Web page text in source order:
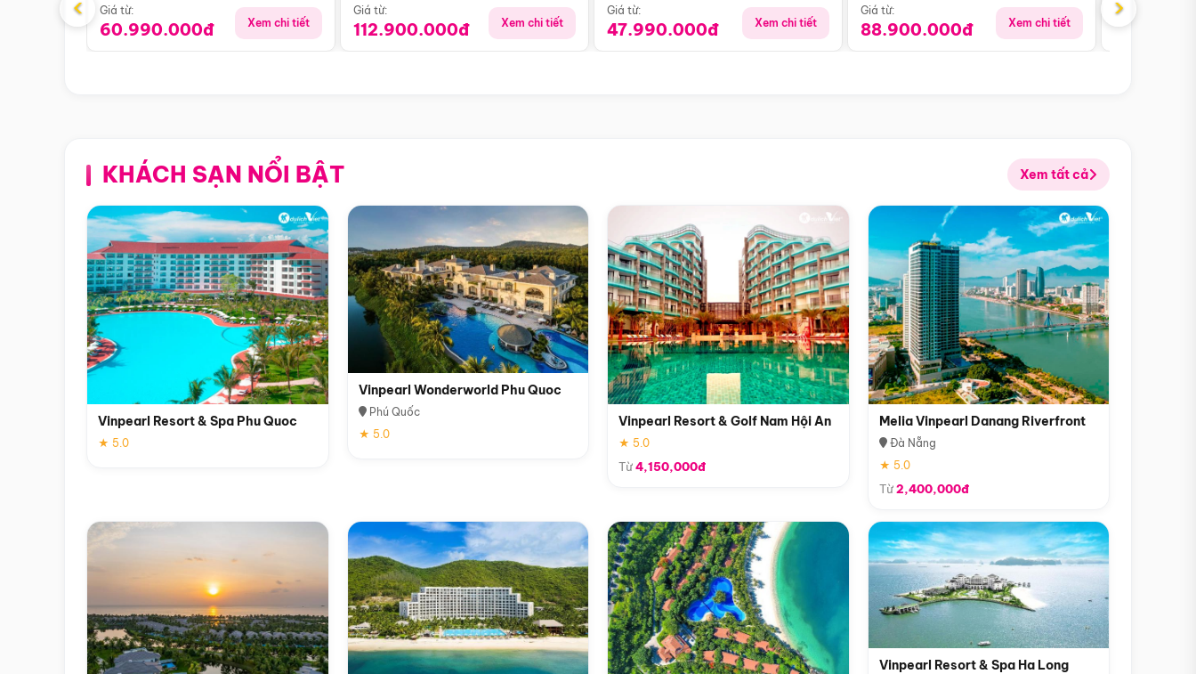
Giá từ:
60.990.000đ Xem chi tiết
Giá từ:
112.900.000đ Xem chi tiết
Giá từ:
47.990.000đ Xem chi tiết
Giá từ:
88.900.000đ Xem chi tiết
Giá từ:
‹ ›
KHÁCH SẠN NỔI BẬT Xem tất cả
Vinpearl Resort & Spa Phu Quoc
★ 5.0
Vinpearl Wonderworld Phu Quoc
Phú Quốc
★ 5.0
Vinpearl Resort & Golf Nam Hội An
★ 5.0
Từ4,150,000đ
Melia Vinpearl Danang Riverfront
Đà Nẵng
★ 5.0
Từ2,400,000đ
Vinpearl Resort & Spa Ha Long